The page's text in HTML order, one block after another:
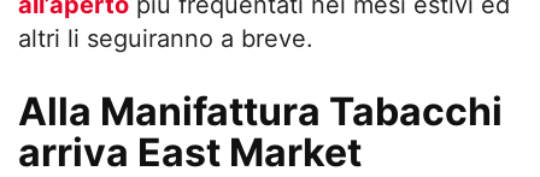
altri li seguiranno a breve.
Alla Manifattura Tabacchi
arriva East Market